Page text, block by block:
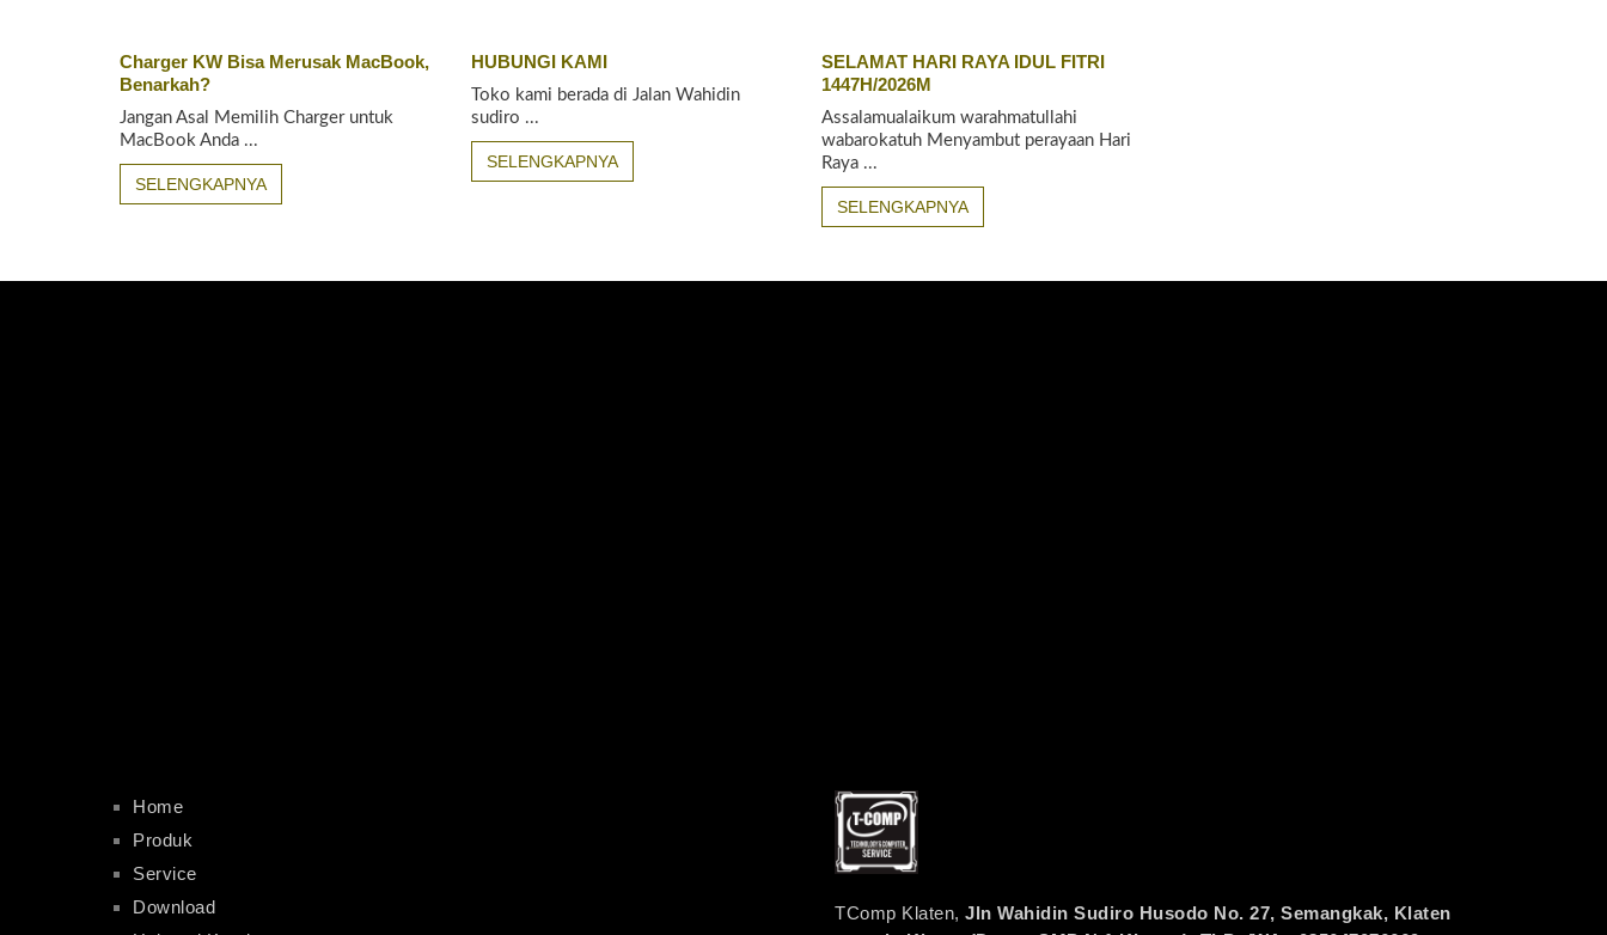
Charger KW Bisa Merusak MacBook,
Benarkah?
Jangan Asal Memilih Charger untuk
MacBook Anda ...
SELENGKAPNYA
HUBUNGI KAMI
Toko kami berada di Jalan Wahidin
sudiro ...
SELENGKAPNYA
SELAMAT HARI RAYA IDUL FITRI
1447H/2026M
Assalamualaikum warahmatullahi
wabarokatuh Menyambut perayaan Hari
Raya ...
SELENGKAPNYA
Home
Produk
Service
Download
TComp Klaten, Jln Wahidin Sudiro Husodo No. 27, Semangkak, Klaten